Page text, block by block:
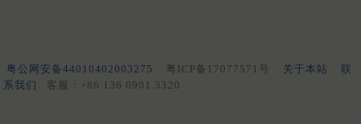
粤公网安备44010402003275 粤ICP备17077571号 关于本站
联
系我们
客服：+86 136 0901 3320